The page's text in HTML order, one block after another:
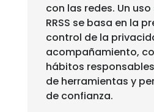
con las redes. Un
RRSS se basa en la
control de la
acompañamiento,
hábitos
de herramientas y
de confianza.